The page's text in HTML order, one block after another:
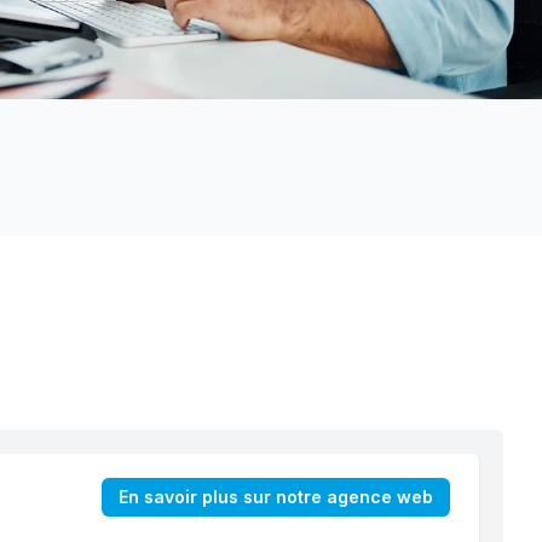
En savoir plus sur notre agence web